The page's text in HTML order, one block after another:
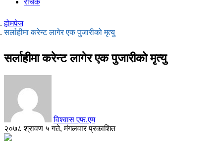
रोचक
होमपेज
सर्लाहीमा करेन्ट लागेर एक पुजारीको मृत्यु
सर्लाहीमा करेन्ट लागेर एक पुजारीको मृत्यु
विश्वास एफ.एम
२०७८ श्रावण ५ गते, मंगलवार प्रकाशित